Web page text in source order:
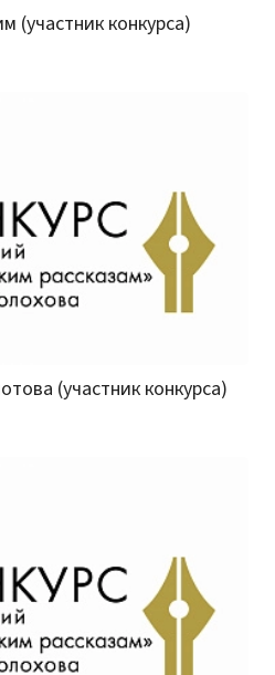
(участник конкурса)
(участник конкурса)